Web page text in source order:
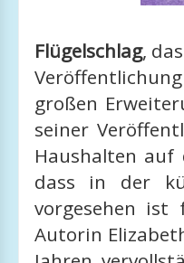
Flügelschlag,
großen
seiner
Haushalten
dass in der
vorgesehen ist
Autorin